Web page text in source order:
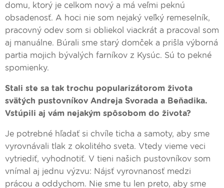
domu, ktorý je celkom nový a má veľmi peknú
obsadenosť. A hoci nie som nejaký veľký remeselník,
pracovný odev som si obliekol viackrát a pracoval som
aj manuálne. Búrali sme starý domček a prišla výborná
partia mojich bývalých farníkov z Kysúc. Sú to pekné
spomienky.
Stali ste sa tak trochu popularizátorom života
svätých pustovníkov Andreja Svorada a Beňadika.
Vstúpili aj vám nejakým spôsobom do života?
Je potrebné hľadať si chvíle ticha a samoty, aby sme
vyrovnávali tlak z okolitého sveta. Vtedy vieme veci
vytriediť, vyhodnotiť. V tieni našich pustovníkov som
vnímal aj jednu výzvu: Nájsť vyrovnanosť medzi
prácou a oddychom. Nie sme tu len preto, aby sme